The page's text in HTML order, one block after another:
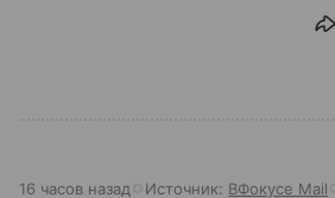
16 часов назад Источник: ВФокусе Mail